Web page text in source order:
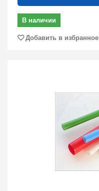
В наличии
Добавить в избранное